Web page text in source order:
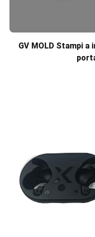
GV MOLD Stampi